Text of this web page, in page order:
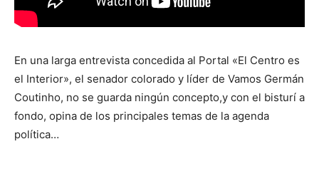
En una larga entrevista concedida al Portal «El Centro es
el Interior», el senador colorado y líder de Vamos Germán
Coutinho, no se guarda ningún concepto,y con el bisturí a
fondo, opina de los principales temas de la agenda
política…